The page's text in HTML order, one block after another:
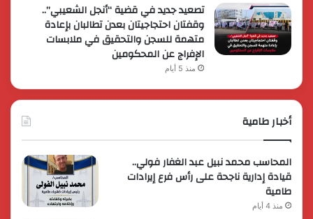
تصعيد جديد في قضية “أنجل الشعيبي”..
وقفتان احتجاجيتان بعدن تطالبان بإعادة
متهمة للسجن والتحقيق في ملابسات
الإفراج عن المحكومين
منذ 5 أيام
أخبار طامية
المحاسب محمد نبيل عبد الغفار فولي..
قيادة إدارية ناجحة على رأس فرع إيرادات
طامية
منذ 4 أيام